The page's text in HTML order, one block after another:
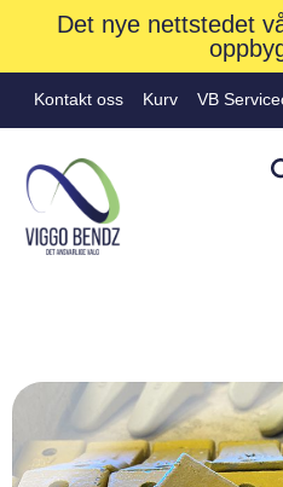
Det nye nettstedet
Kontakt oss Kurv VB